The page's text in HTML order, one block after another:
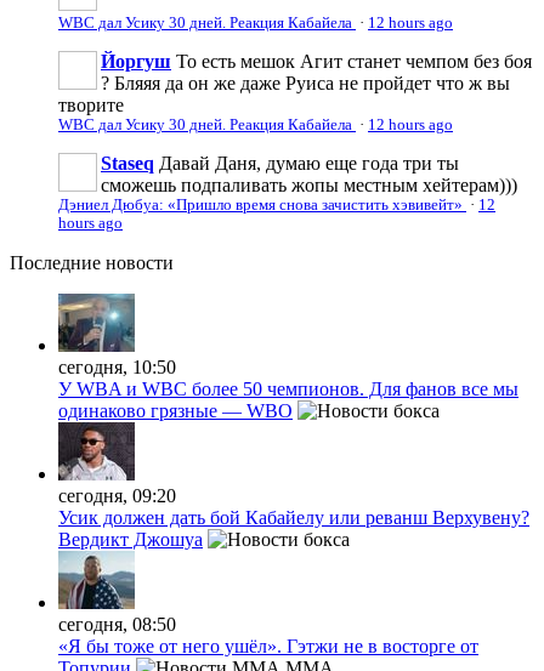
WBC дал Усику 30 дней. Реакция Кабайела · 12 hours ago
Йоргуш То есть мешок Агит станет чемпом без боя
? Бляяя да он же даже Руиса не пройдет что ж вы
творите
WBC дал Усику 30 дней. Реакция Кабайела · 12 hours ago
Staseq Давай Даня, думаю еще года три ты
сможешь подпаливать жопы местным хейтерам)))
Дэниел Дюбуа: «Пришло время снова зачистить хэвивейт» · 12
hours ago
Последние новости
сегодня, 10:50
У WBA и WBC более 50 чемпионов. Для фанов все мы
одинаково грязные — WBO
сегодня, 09:20
Усик должен дать бой Кабайелу или реванш Верхувену?
Вердикт Джошуа
сегодня, 08:50
«Я бы тоже от него ушёл». Гэтжи не в восторге от